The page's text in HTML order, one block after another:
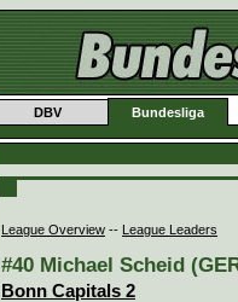
DBV Bundesliga
League Overview -- League Leaders
#40 Michael Scheid
Bonn Capitals 2